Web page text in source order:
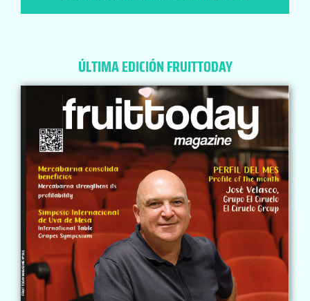
ÚLTIMA EDICIÓN FRUITTODAY